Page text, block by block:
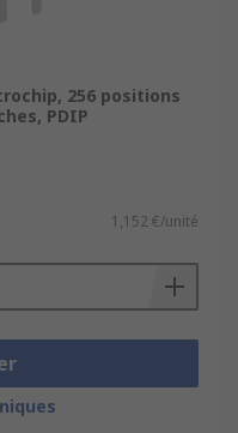
256 positions
PDIP
1,152 €/unité